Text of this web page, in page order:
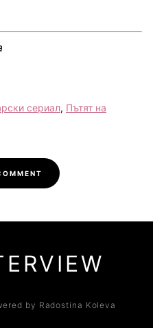
сериал, Пътят на
by Radostina Koleva